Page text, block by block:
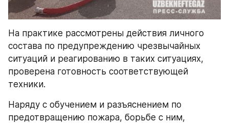
На практике рассмотрены действия личного
состава по предупреждению чрезвычайных
ситуаций и реагированию в таких ситуациях,
проверена готовность соответствующей
техники.
Наряду с обучением и разъяснением по
предотвращению пожара, борьбе с ним,